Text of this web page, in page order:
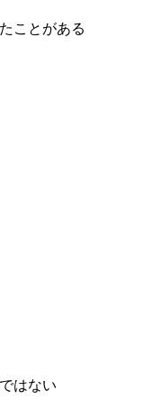
ことがある
はない